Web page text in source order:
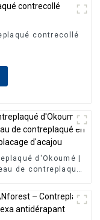
contrecollé
d'Okoumé |
de contreplaqué